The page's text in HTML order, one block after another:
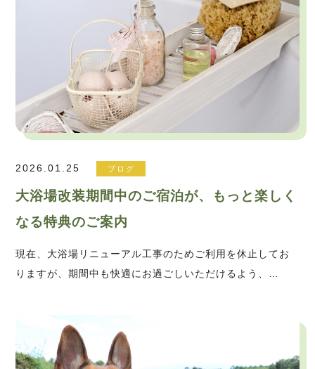
2026.01.25 ブログ
大浴場改装期間中のご宿泊が、もっと楽しく
なる特典のご案内
現在、大浴場リニューアル工事のためご利用を休止してお
りますが、期間中も快適にお過ごしいただけるよう、…